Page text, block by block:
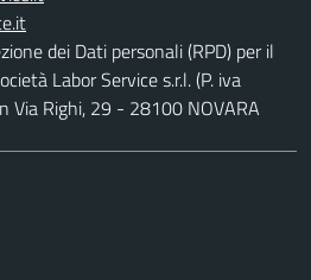
dei Dati personali (RPD) per il
Labor Service s.r.l. (P. iva
Via Righi, 29 - 28100 NOVARA